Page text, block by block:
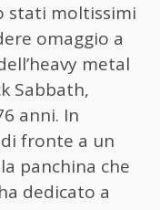
stati moltissimi
omaggio a
metal
Sabbath,
anni. In
fronte a un
panchina che
dedicato a